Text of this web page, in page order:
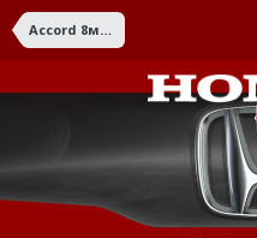
Accord 8ма ген. (2008-2015)